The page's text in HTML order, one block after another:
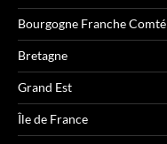
Bourgogne Franche Comté
Bretagne
Grand Est
Île de France